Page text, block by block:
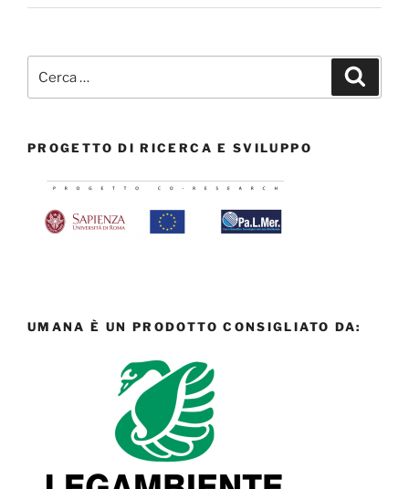
PROGETTO DI RICERCA E SVILUPPO
UMANA È UN PRODOTTO CONSIGLIATO DA: